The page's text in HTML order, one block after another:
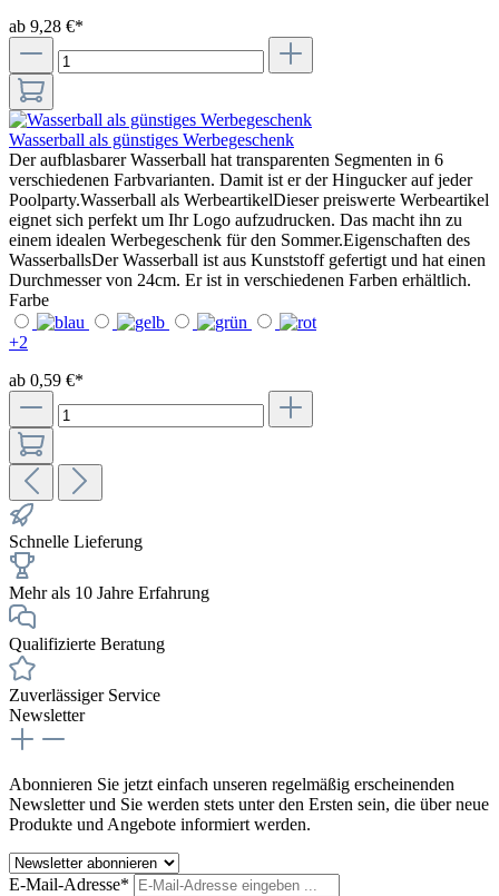
ab 9,28 €*
Wasserball als günstiges Werbegeschenk
Der aufblasbarer Wasserball hat transparenten Segmenten in 6
verschiedenen Farbvarianten. Damit ist er der Hingucker auf jeder
Poolparty.Wasserball als WerbeartikelDieser preiswerte Werbeartikel
eignet sich perfekt um Ihr Logo aufzudrucken. Das macht ihn zu
einem idealen Werbegeschenk für den Sommer.Eigenschaften des
WasserballsDer Wasserball ist aus Kunststoff gefertigt und hat einen
Durchmesser von 24cm. Er ist in verschiedenen Farben erhältlich.
Farbe
+2
ab 0,59 €*
Schnelle Lieferung
Mehr als 10 Jahre Erfahrung
Qualifizierte Beratung
Zuverlässiger Service
Newsletter
Abonnieren Sie jetzt einfach unseren regelmäßig erscheinenden
Newsletter und Sie werden stets unter den Ersten sein, die über neue
Produkte und Angebote informiert werden.
E-Mail-Adresse*